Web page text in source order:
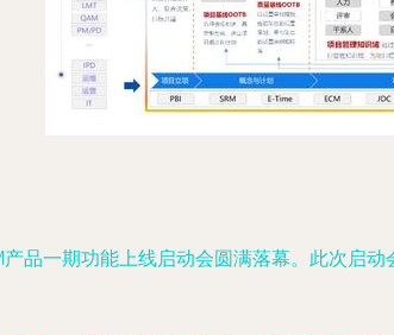
品一期功能上线启动会圆满落幕。此次启